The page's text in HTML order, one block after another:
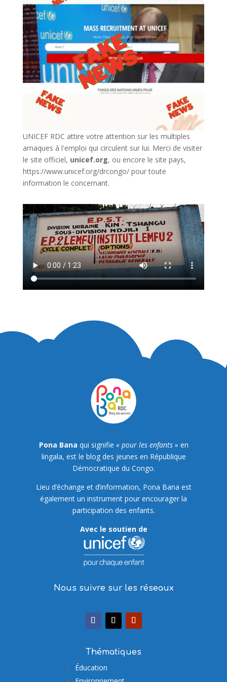
UNICEF RDC attire votre attention sur les multiples
arnaques à l'emploi qui circulent sur lui. Merci de visiter
le site officiel, unicef.org, ou encore le site pays,
https://www.unicef.org/drcongo/pour toute
information le concernant.
Pona Bana qui signifie « pour les enfants » en
lingala, est le blog des jeunes en République
Démocratique du Congo.
Lieu d’échange et d’information, Pona Bana est
également un instrument pour encourager la
participation des enfants.
Avec le soutien de
Nous suivre sur les réseaux
Thématiques
Éducation